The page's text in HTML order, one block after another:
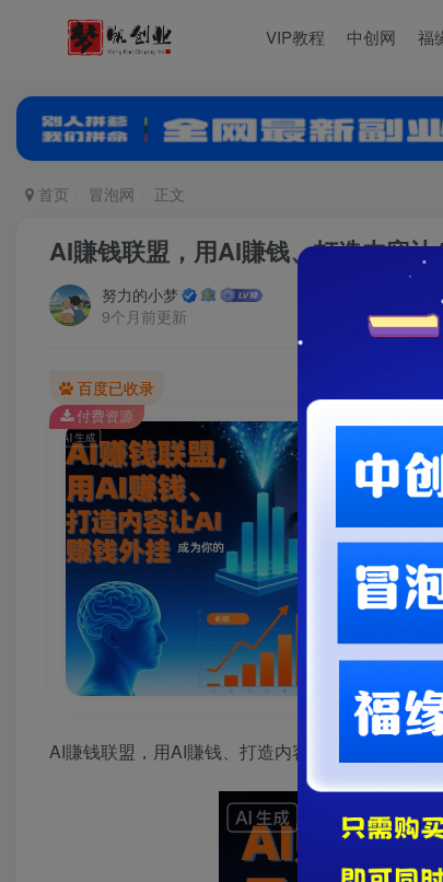
VIP教程 中创网 福
首页 冒泡网 正文
AI賺钱联盟，用AI賺钱、打造内容
努力的小梦
9个月前更新
百度已收录
付费资源
AI賺钱联盟，用AI賺钱、打造内容让AI成为你的賺钱